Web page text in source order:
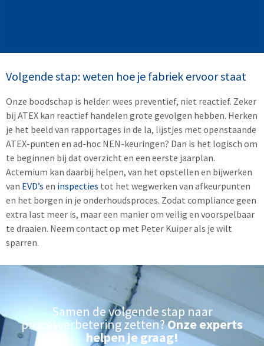
Volgende stap: weten hoe je fabriek ervoor staat
Onze boodschap is helder: wees preventief, niet reactief. Zeker
bij ATEX kan reactief handelen grote gevolgen hebben. Herken
je het beeld van rapportages in de la, lijstjes met openstaande
ATEX-punten en ad-hoc NEN-keuringen? Dan is het logisch om
te beginnen bij dat overzicht en een eerste jaarplan.
Actemium kan daarbij helpen, van het opstellen en bijwerken
van EVD’s en inspecties tot het wegwerken van afkeurpunten
en het borgen in je onderhoudsproces. Zodat compliance geen
extra last meer is, maar een manier om veilig en voorspelbaar
te draaien. Neem contact op met Peter Kuiper als je wilt
sparren.
Samen de volgende stap naar
procesverbetering zetten?Onze experts
helpen je graag!